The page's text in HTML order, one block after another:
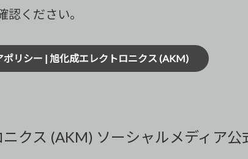
ください。
ポリシー | 旭化成エレクトロニクス (AKM)
クス (AKM) ソーシャルメディア公